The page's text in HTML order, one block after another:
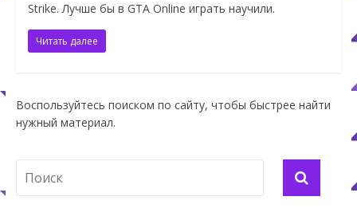
Strike. Лучше бы в GTA Online играть научили.
Читать далее
Воспользуйтесь поиском по сайту, чтобы быстрее найти
нужный материал.